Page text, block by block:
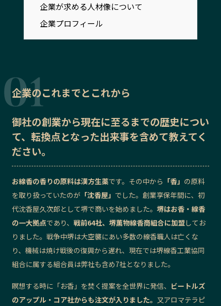
カテゴリから探す
Localist
イベント
飲食店
Sporkle
「人」から探す
記事ライター
お問い合わせ 会社概要
企業が求める人材像について
企業プロフィール
企業のこれまでとこれから
御社の創業から現在に至るまでの歴史につい
て、転換点となった出来事を含めて教えてく
ださい。
お線香の香りの原料は漢方生薬です。その中から 「香」 の原料
を取り扱っていたのが 「沈香屋」 でした。創業享保年間に、初
代沈香屋久次郎として堺で商いを始めました。 堺はお香・線香
の一大拠点であり、 戦前64社、堺薫物線香商組合に加盟してお
りました。戦争中堺は大空襲にあい多数の線香職人は亡くな
り、機械は焼け戦後の復興から遅れ、現在では堺線香工業協同
組合に属する組合員は弊社も含め7社となりました。
瞑想する時に「お香」を焚く提案を全世界に発信、 ビートルズ
のアップル・コア社からも注文が入りました。 又アロマテラピ